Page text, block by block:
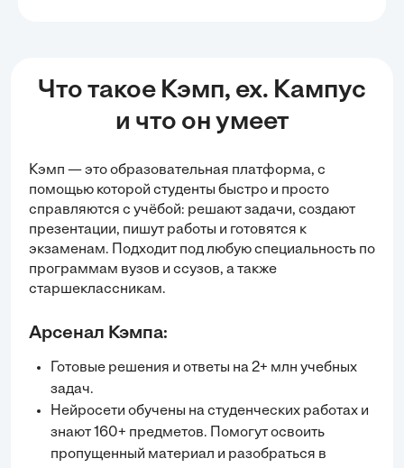
Что такое Кэмп, ex. Кампус
и что он умеет
Кэмп — это образовательная платформа, с
помощью которой студенты быстро и просто
справляются с учёбой: решают задачи, создают
презентации, пишут работы и готовятся к
экзаменам. Подходит под любую специальность по
программам вузов и ссузов, а также
старшеклассникам.
Арсенал Кэмпа:
Готовые решения и ответы на 2+ млн учебных
задач.
Нейросети обучены на студенческих работах и
знают 160+ предметов. Помогут освоить
пропущенный материал и разобраться в